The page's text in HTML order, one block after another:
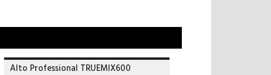
Alto Professional TRUEMIX600